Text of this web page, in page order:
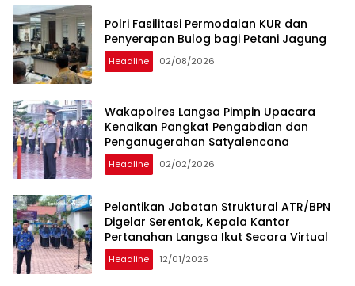
Polri Fasilitasi Permodalan KUR dan
Penyerapan Bulog bagi Petani Jagung
Headline 02/08/2026
Wakapolres Langsa Pimpin Upacara
Kenaikan Pangkat Pengabdian dan
Penganugerahan Satyalencana
Headline 02/02/2026
Pelantikan Jabatan Struktural ATR/BPN
Digelar Serentak, Kepala Kantor
Pertanahan Langsa Ikut Secara Virtual
Headline 12/01/2025